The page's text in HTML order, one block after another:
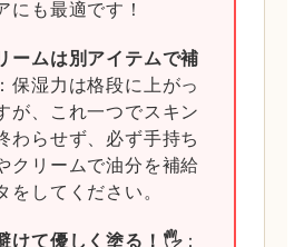
にも最適です！
ームは別アイテムで補
：保湿力は格段に上がっ
が、これ一つでスキン
わらせず、必ず手持ち
クリームで油分を補給
をしてください。
けて優しく塗る！🖐️：